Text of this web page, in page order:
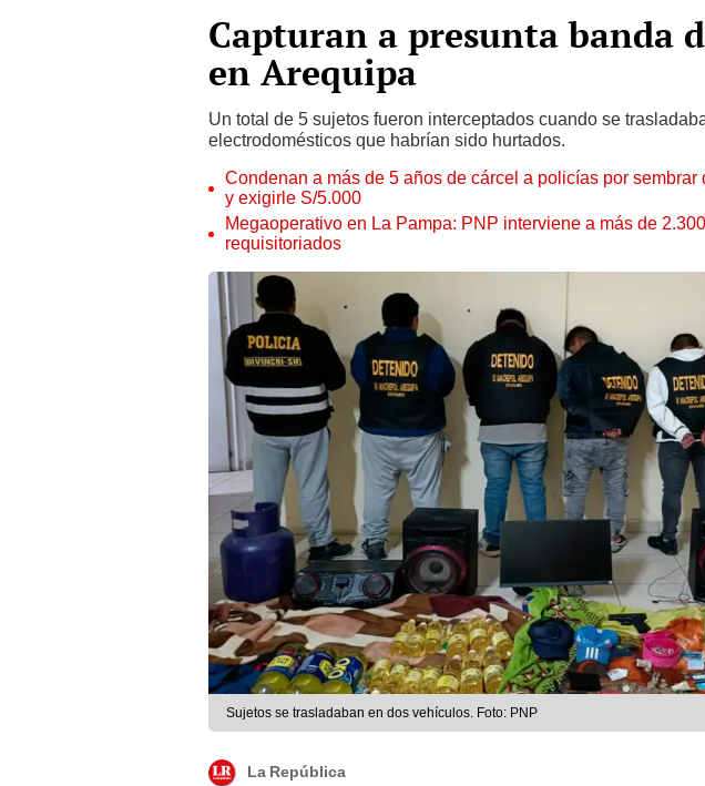
Capturan a presunta banda
en Arequipa
Un total de 5 sujetos fueron interceptados cuando se
electrodomésticos que habrían sido hurtados.
Condenan a más de 5 años de cárcel a policías por sembrar
y exigirle S/5.000
Megaoperativo en La Pampa: PNP interviene a más de
requisitoriados
Sujetos se trasladaban en dos vehículos. Foto: PNP
La República